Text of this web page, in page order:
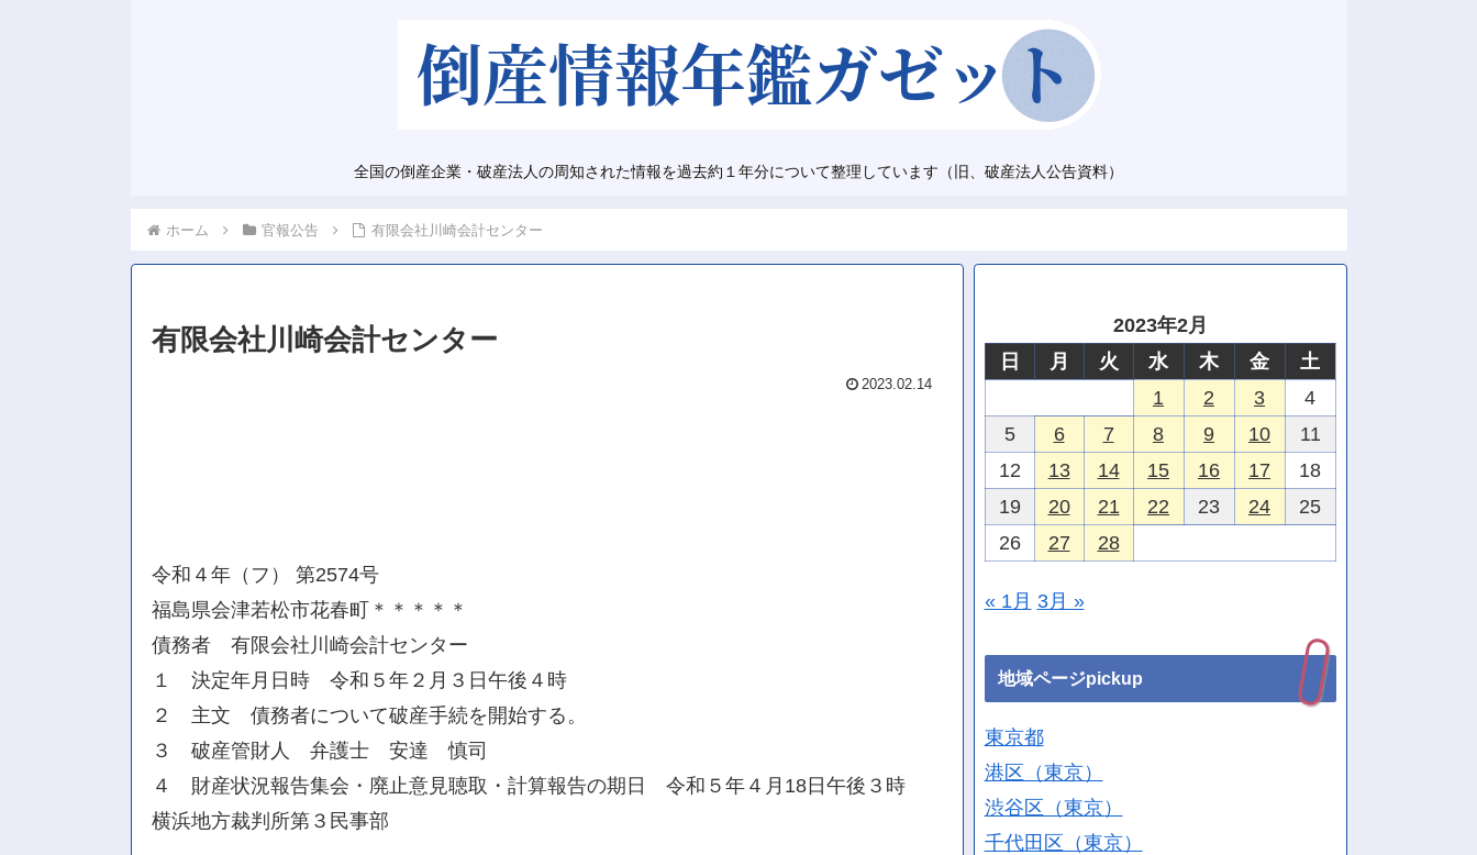
全国の倒産企業・破産法人の周知された情報を過去約１年分について整理しています（旧、破産法人公告資料）
ホーム 官報公告 有限会社川崎会計センター
有限会社川崎会計センター
2023.02.14
令和４年（フ） 第2574号
福島県会津若松市花春町＊＊＊＊＊
債務者 有限会社川崎会計センター
１ 決定年月日時 令和５年２月３日午後４時
２ 主文 債務者について破産手続を開始する。
３ 破産管財人 弁護士 安達 慎司
４ 財産状況報告集会・廃止意見聴取・計算報告の期日 令和５年４月18日午後３時
横浜地方裁判所第３民事部
2023年2月
日
月 火 水 木 金
土
1
2 3
4
5
6 7 8 9 10
11
12
13 14 15 16 17
18
19
20 21 22 23 24
25
26
27 28
« 1月 3月 »
地域ページpickup
東京都
港区（東京）
渋谷区（東京）
千代田区（東京）